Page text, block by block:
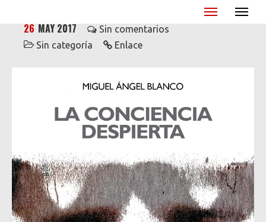
Miguel Ángel Blanco - XX Aniversario
26 MAY 2017
Sin comentarios
Sin categoría
Enlace